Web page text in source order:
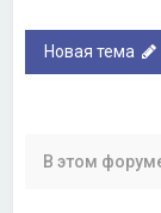
Новая тема
В этом